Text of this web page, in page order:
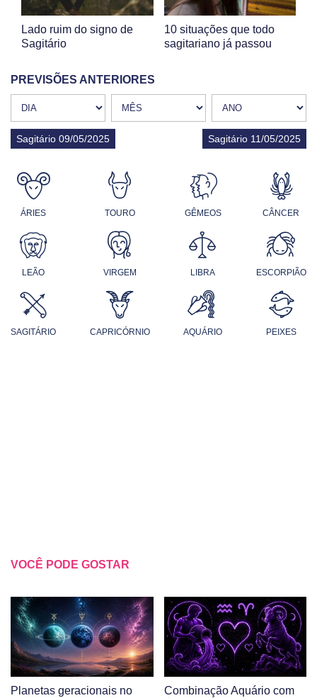
Lado ruim do signo de
Sagitário
10 situações que todo
sagitariano já passou
PREVISÕES ANTERIORES
Sagitário 09/05/2025 Sagitário 11/05/2025
ÁRIES TOURO GÊMEOS CÂNCER
LEÃO VIRGEM LIBRA ESCORPIÃO
SAGITÁRIO CAPRICÓRNIO AQUÁRIO PEIXES
VOCÊ PODE GOSTAR
Planetas geracionais no
Combinação Aquário com